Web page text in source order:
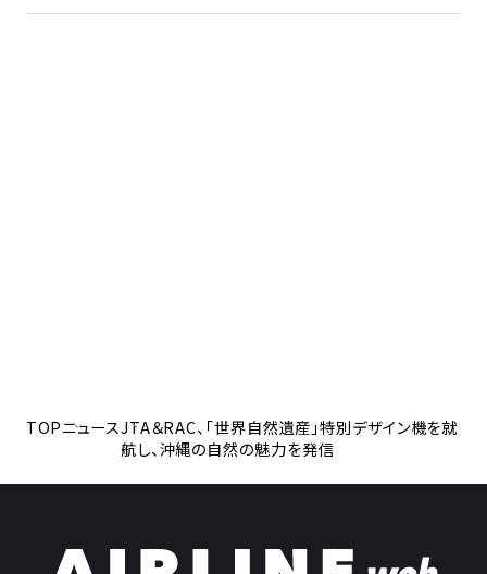
TOPニュースJTA＆RAC、「世界自然遺産」特別デザイン機を就
航し、沖縄の自然の魅力を発信